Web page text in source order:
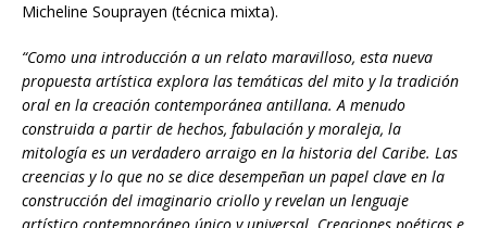
Micheline Souprayen (técnica mixta).
“Como una introducción a un relato maravilloso, esta nueva
propuesta artística explora las temáticas del mito y la tradición
oral en la creación contemporánea antillana. A menudo
construida a partir de hechos, fabulación y moraleja, la
mitología es un verdadero arraigo en la historia del Caribe. Las
creencias y lo que no se dice desempeñan un papel clave en la
construcción del imaginario criollo y revelan un lenguaje